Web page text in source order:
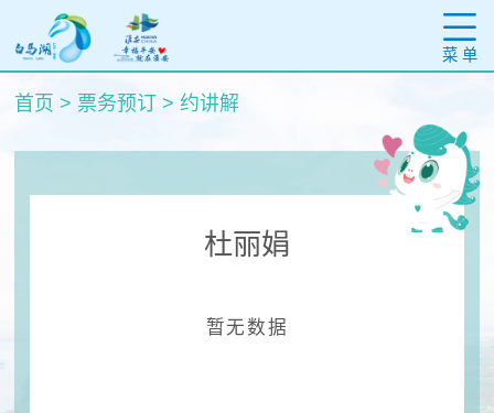
菜 单
首页 > 票务预订 >约讲解
杜丽娟
暂无数据